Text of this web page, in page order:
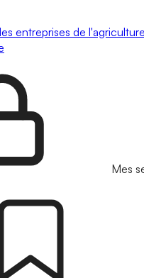
entreprises de
Mes